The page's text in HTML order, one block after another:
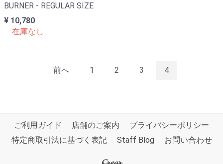
BURNER - REGULAR SIZE
¥ 10,780
在庫なし
前へ 1 2 3 4
ご利用ガイド 店舗のご案内
プライバシーポリシー
特定商取引法に基づく表記
Staff Blog お問い合わせ